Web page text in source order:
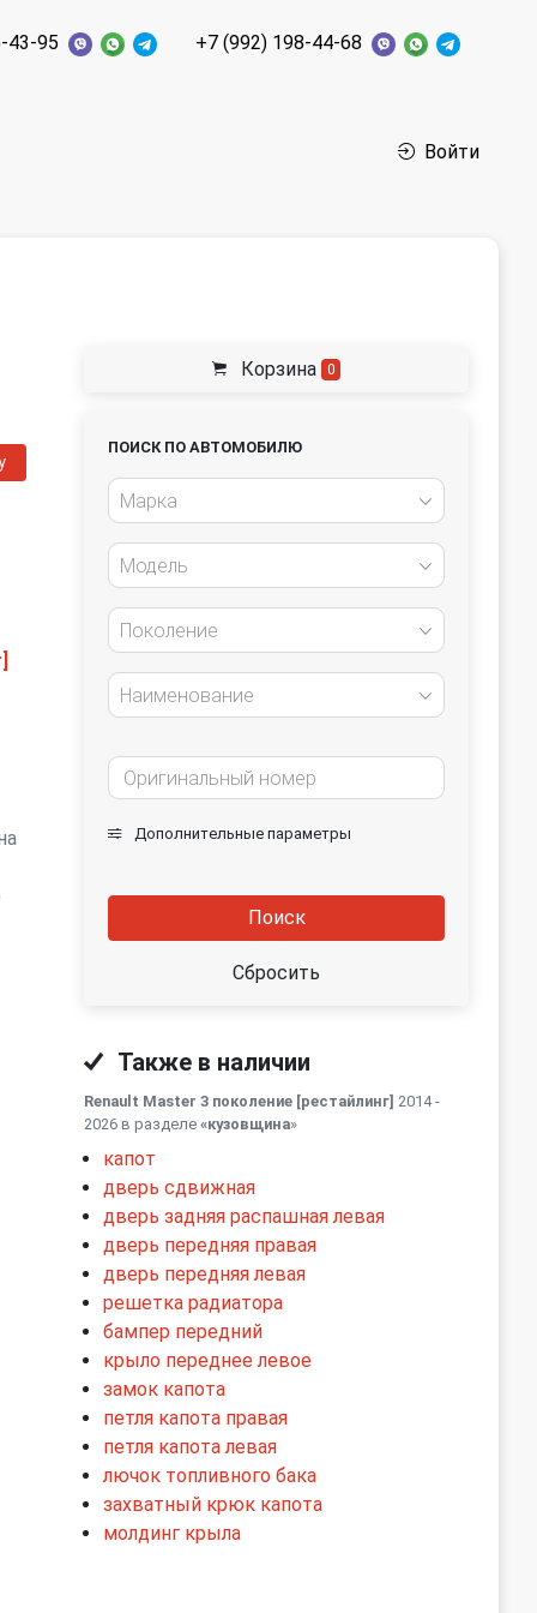
43-95 +7 (992) 198-44-68
Войти
Корзина 0
ПОИСК ПО АВТОМОБИЛЮ
Марка
Модель
Поколение
Наименование
Дополнительные параметры
Поиск
Сбросить
Также в наличии
Renault Master 3 поколение [рестайлинг] 2014 -
2026 в разделе «кузовщина»
капот
дверь сдвижная
дверь задняя распашная левая
дверь передняя правая
дверь передняя левая
решетка радиатора
бампер передний
крыло переднее левое
замок капота
петля капота правая
петля капота левая
лючок топливного бака
захватный крюк капота
молдинг крыла